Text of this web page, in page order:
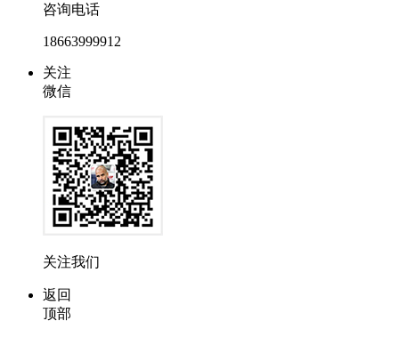
咨询电话
18663999912
关注
微信
关注我们
返回
顶部